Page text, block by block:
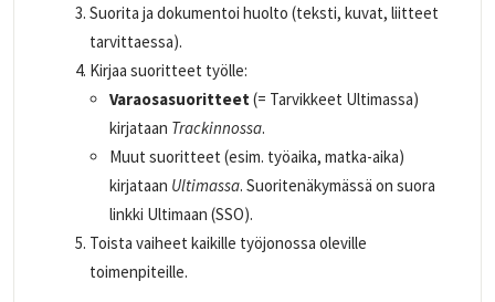
Suorita ja dokumentoi huolto (teksti, kuvat, liitteet
tarvittaessa).
Kirjaa suoritteet työlle:
Varaosasuoritteet (= Tarvikkeet Ultimassa)
kirjataan Trackinnossa.
Muut suoritteet (esim. työaika, matka-aika)
kirjataan Ultimassa. Suoritenäkymässä on suora
linkki Ultimaan (SSO).
Toista vaiheet kaikille työjonossa oleville
toimenpiteille.